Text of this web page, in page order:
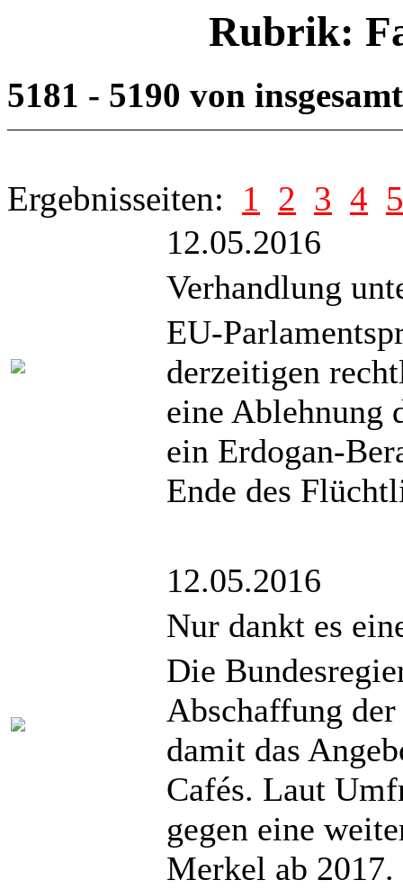
Rubrik:
5181 - 5190 von
Ergebnisseiten: 1 2 3 4 5
12.05.2016
Verhandlung
EU-
derzeitigen
eine Ablehnung
ein Erdogan-
Ende des
12.05.2016
Nur dankt es
Die
Abschaffung
damit das
Cafés. Laut
gegen eine
Merkel ab 2017.